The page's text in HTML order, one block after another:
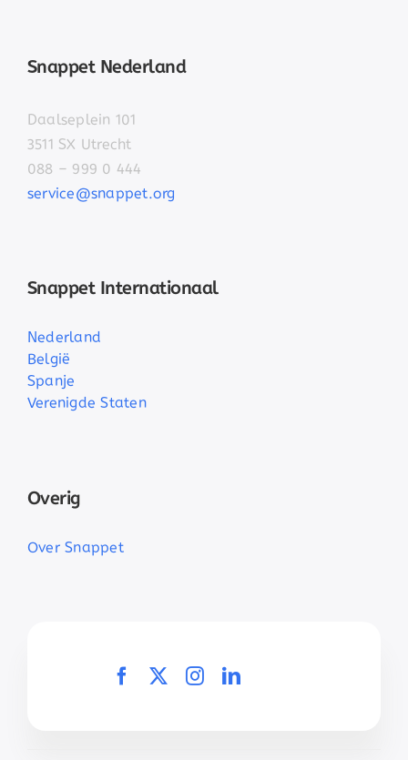
Snappet Nederland
Daalseplein 101
3511 SX Utrecht
088 – 999 0 444
service@snappet.org
Snappet Internationaal
Nederland
België
Spanje
Verenigde Staten
Overig
Over Snappet